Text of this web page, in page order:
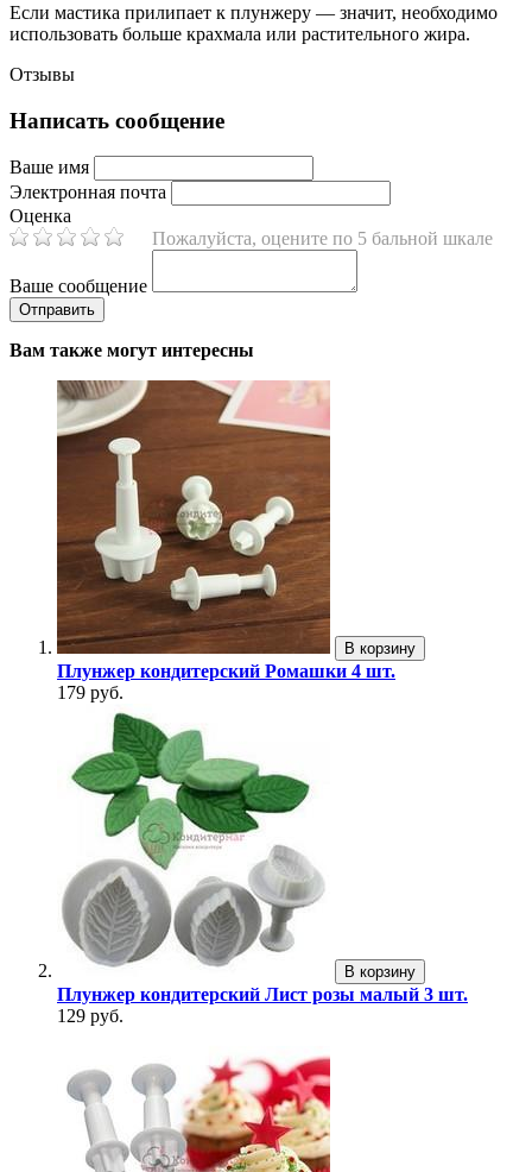
Если мастика прилипает к плунжеру — значит, необходимо
использовать больше крахмала или растительного жира.
Отзывы
Написать сообщение
Ваше имя
Электронная почта
Оценка
Пожалуйста, оцените по 5 бальной шкале
Ваше сообщение
Вам также могут интересны
В корзину
Плунжер кондитерский Ромашки 4 шт.
179 руб.
В корзину
Плунжер кондитерский Лист розы малый 3 шт.
129 руб.